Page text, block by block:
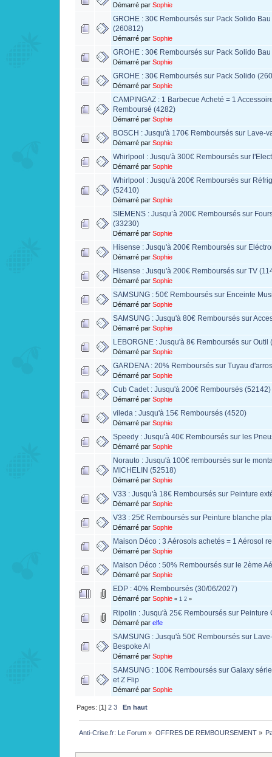
Démarré par Sophie
GROHE : 30€ Remboursés sur Pack Solido
(260812)
Démarré par Sophie
GROHE : 30€ Remboursés sur Pack Solido
Démarré par Sophie
GROHE : 30€ Remboursés sur Pack Solido
Démarré par Sophie
CAMPINGAZ : 1 Barbecue Acheté = 1
Remboursé (4282)
Démarré par Sophie
BOSCH : Jusqu'à 170€ Remboursés sur Lave-
Démarré par Sophie
Whirlpool : Jusqu'à 300€ Remboursés sur
Démarré par Sophie
Whirlpool : Jusqu'à 200€ Remboursés sur
(52410)
Démarré par Sophie
SIEMENS : Jusqu’à 200€ Remboursés sur
(33230)
Démarré par Sophie
Hisense : Jusqu'à 200€ Remboursés sur
Démarré par Sophie
Hisense : Jusqu'à 200€ Remboursés sur TV
Démarré par Sophie
SAMSUNG : 50€ Remboursés sur Enceinte
Démarré par Sophie
SAMSUNG : Jusqu'à 80€ Remboursés sur
Démarré par Sophie
LEBORGNE : Jusqu'à 8€ Remboursés sur Outil
Démarré par Sophie
GARDENA : 20% Remboursés sur Tuyau
Démarré par Sophie
Cub Cadet : Jusqu'à 200€ Remboursés (52142)
Démarré par Sophie
vileda : Jusqu'à 15€ Remboursés (4520)
Démarré par Sophie
Speedy : Jusqu'à 40€ Remboursés sur les
Démarré par Sophie
Norauto : Jusqu'à 100€ remboursés sur le
MICHELIN (52518)
Démarré par Sophie
V33 : Jusqu'à 18€ Remboursés sur Peinture
Démarré par Sophie
V33 : 25€ Remboursés sur Peinture blanche
Démarré par Sophie
Maison Déco : 3 Aérosols achetés = 1 Aérosol
Démarré par Sophie
Maison Déco : 50% Remboursés sur le 2ème
Démarré par Sophie
EDP : 40% Remboursés (30/06/2027)
Démarré par Sophie « 1 2 »
Ripolin : Jusqu'à 25€ Remboursés sur Peinture
Démarré par elfe
SAMSUNG : Jusqu'à 50€ Remboursés sur
Bespoke AI
Démarré par Sophie
SAMSUNG : 100€ Remboursés sur Galaxy
et Z Flip
Démarré par Sophie
Pages: [1]2 3 En haut
Anti-Crise.fr: Le Forum » OFFRES DE REMBOURSEMENT»